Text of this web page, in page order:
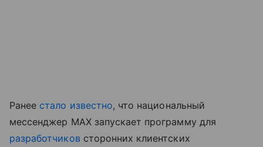
Ранее стало известно, что национальный
мессенджер MAX запускает программу для
разработчиков сторонних клиентских